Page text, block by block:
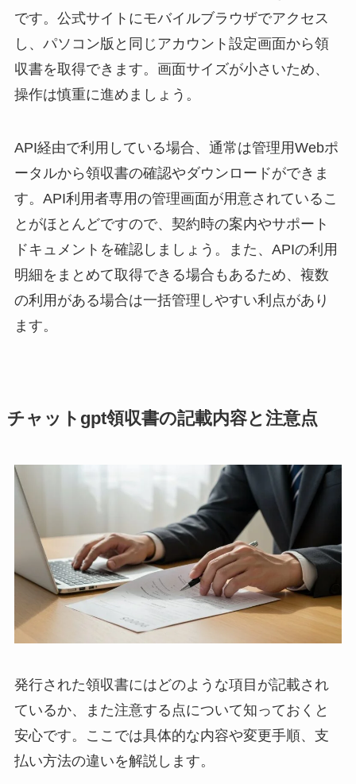
です。公式サイトにモバイルブラウザでアクセス
し、パソコン版と同じアカウント設定画面から領
収書を取得できます。画面サイズが小さいため、
操作は慎重に進めましょう。
API経由で利用している場合、通常は管理用Webポ
ータルから領収書の確認やダウンロードができま
す。API利用者専用の管理画面が用意されているこ
とがほとんどですので、契約時の案内やサポート
ドキュメントを確認しましょう。また、APIの利用
明細をまとめて取得できる場合もあるため、複数
の利用がある場合は一括管理しやすい利点があり
ます。
チャットgpt領収書の記載内容と注意点
発行された領収書にはどのような項目が記載され
ているか、また注意する点について知っておくと
安心です。ここでは具体的な内容や変更手順、支
払い方法の違いを解説します。